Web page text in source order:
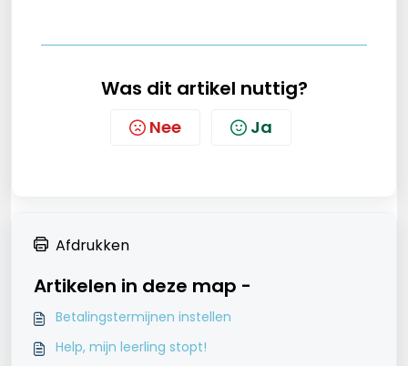
Was dit artikel nuttig?
Nee Ja
Afdrukken
Artikelen in deze map -
Betalingstermijnen instellen
Help, mijn leerling stopt!